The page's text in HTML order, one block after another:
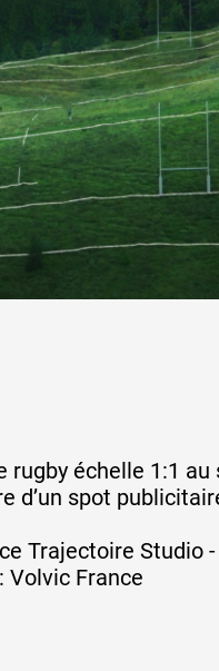
d'ateliers
vidéo
dans
rugby échelle 1:1
d’un spot
Trajectoire Studio -
Volvic France